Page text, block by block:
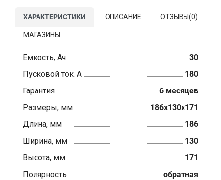
ХАРАКТЕРИСТИКИ ОПИСАНИЕ ОТЗЫВЫ(0)
МАГАЗИНЫ
Емкость, Ач
30
Пусковой ток, А
180
Гарантия
6 месяцев
Размеры, мм
186x130x171
Длина, мм
186
Ширина, мм
130
Высота, мм
171
Полярность
обратная